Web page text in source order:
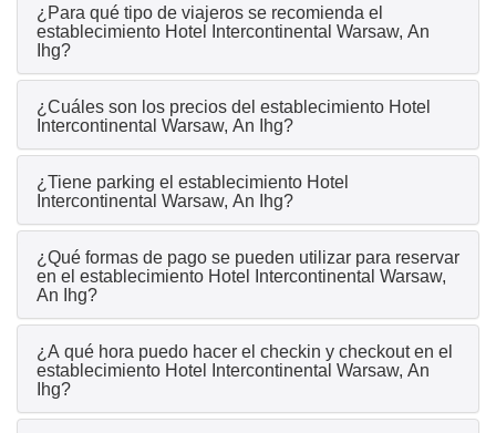
¿Para qué tipo de viajeros se recomienda el
establecimiento Hotel Intercontinental Warsaw, An
Ihg?
¿Cuáles son los precios del establecimiento Hotel
Intercontinental Warsaw, An Ihg?
¿Tiene parking el establecimiento Hotel
Intercontinental Warsaw, An Ihg?
¿Qué formas de pago se pueden utilizar para reservar
en el establecimiento Hotel Intercontinental Warsaw,
An Ihg?
¿A qué hora puedo hacer el checkin y checkout en el
establecimiento Hotel Intercontinental Warsaw, An
Ihg?